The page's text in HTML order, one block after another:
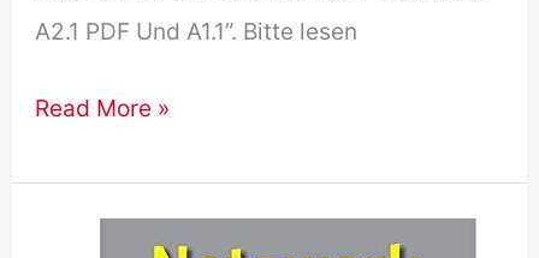
A2.1 PDF Und A1.1”. Bitte lesen
[Free
Netzwerk
Read More »